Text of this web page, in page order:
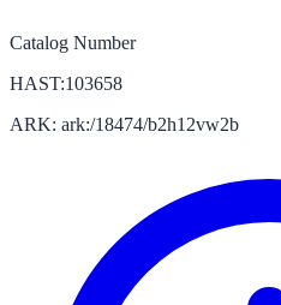
Catalog Number
HAST:103658
ARK: ark:/18474/b2h12vw2b